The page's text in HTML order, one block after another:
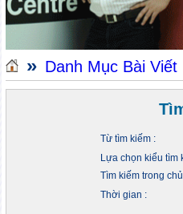
» Danh Mục Bài Viết
Từ tìm kiếm :
Lựa chọn kiểu tìm
Tìm kiếm trong
Thời gian :